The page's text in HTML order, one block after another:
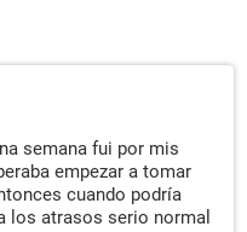
semana fui por mis
empezar a tomar
cuando podría
los atrasos serio normal